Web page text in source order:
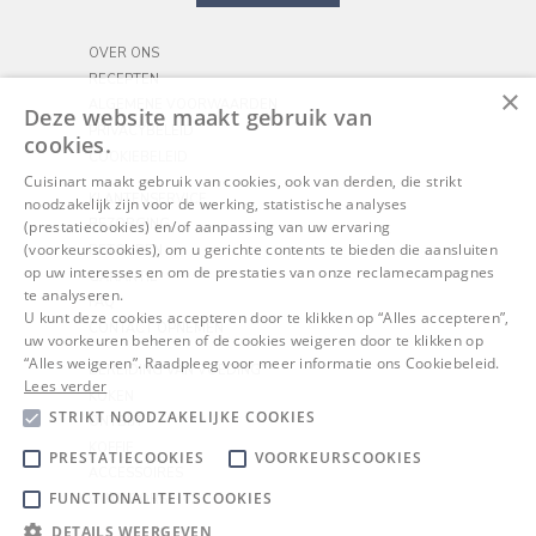
OVER ONS
RECEPTEN
ALGEMENE VOORWAARDEN
PRIVACYBELEID
COOKIEBELEID
KLANTENSERVICE
BEZORGING
RETOUREN
GARANTIE
FAQ
CONTACT OPNEMEN
BEREIDING VAN VOEDING
KOKEN
ONTBIJT
OUTDOORS
×
Deze website maakt gebruik van
cookies.
Cuisinart maakt gebruik van cookies, ook van derden, die strikt
noodzakelijk zijn voor de werking, statistische analyses
(prestatiecookies) en/of aanpassing van uw ervaring
(voorkeurscookies), om u gerichte contents te bieden die aansluiten
op uw interesses en om de prestaties van onze reclamecampagnes
te analyseren.
U kunt deze cookies accepteren door te klikken op “Alles accepteren”,
uw voorkeuren beheren of de cookies weigeren door te klikken op
“Alles weigeren”. Raadpleeg voor meer informatie ons Cookiebeleid.
Lees verder
STRIKT NOODZAKELIJKE COOKIES
PRESTATIECOOKIES
VOORKEURSCOOKIES
FUNCTIONALITEITSCOOKIES
DETAILS WEERGEVEN